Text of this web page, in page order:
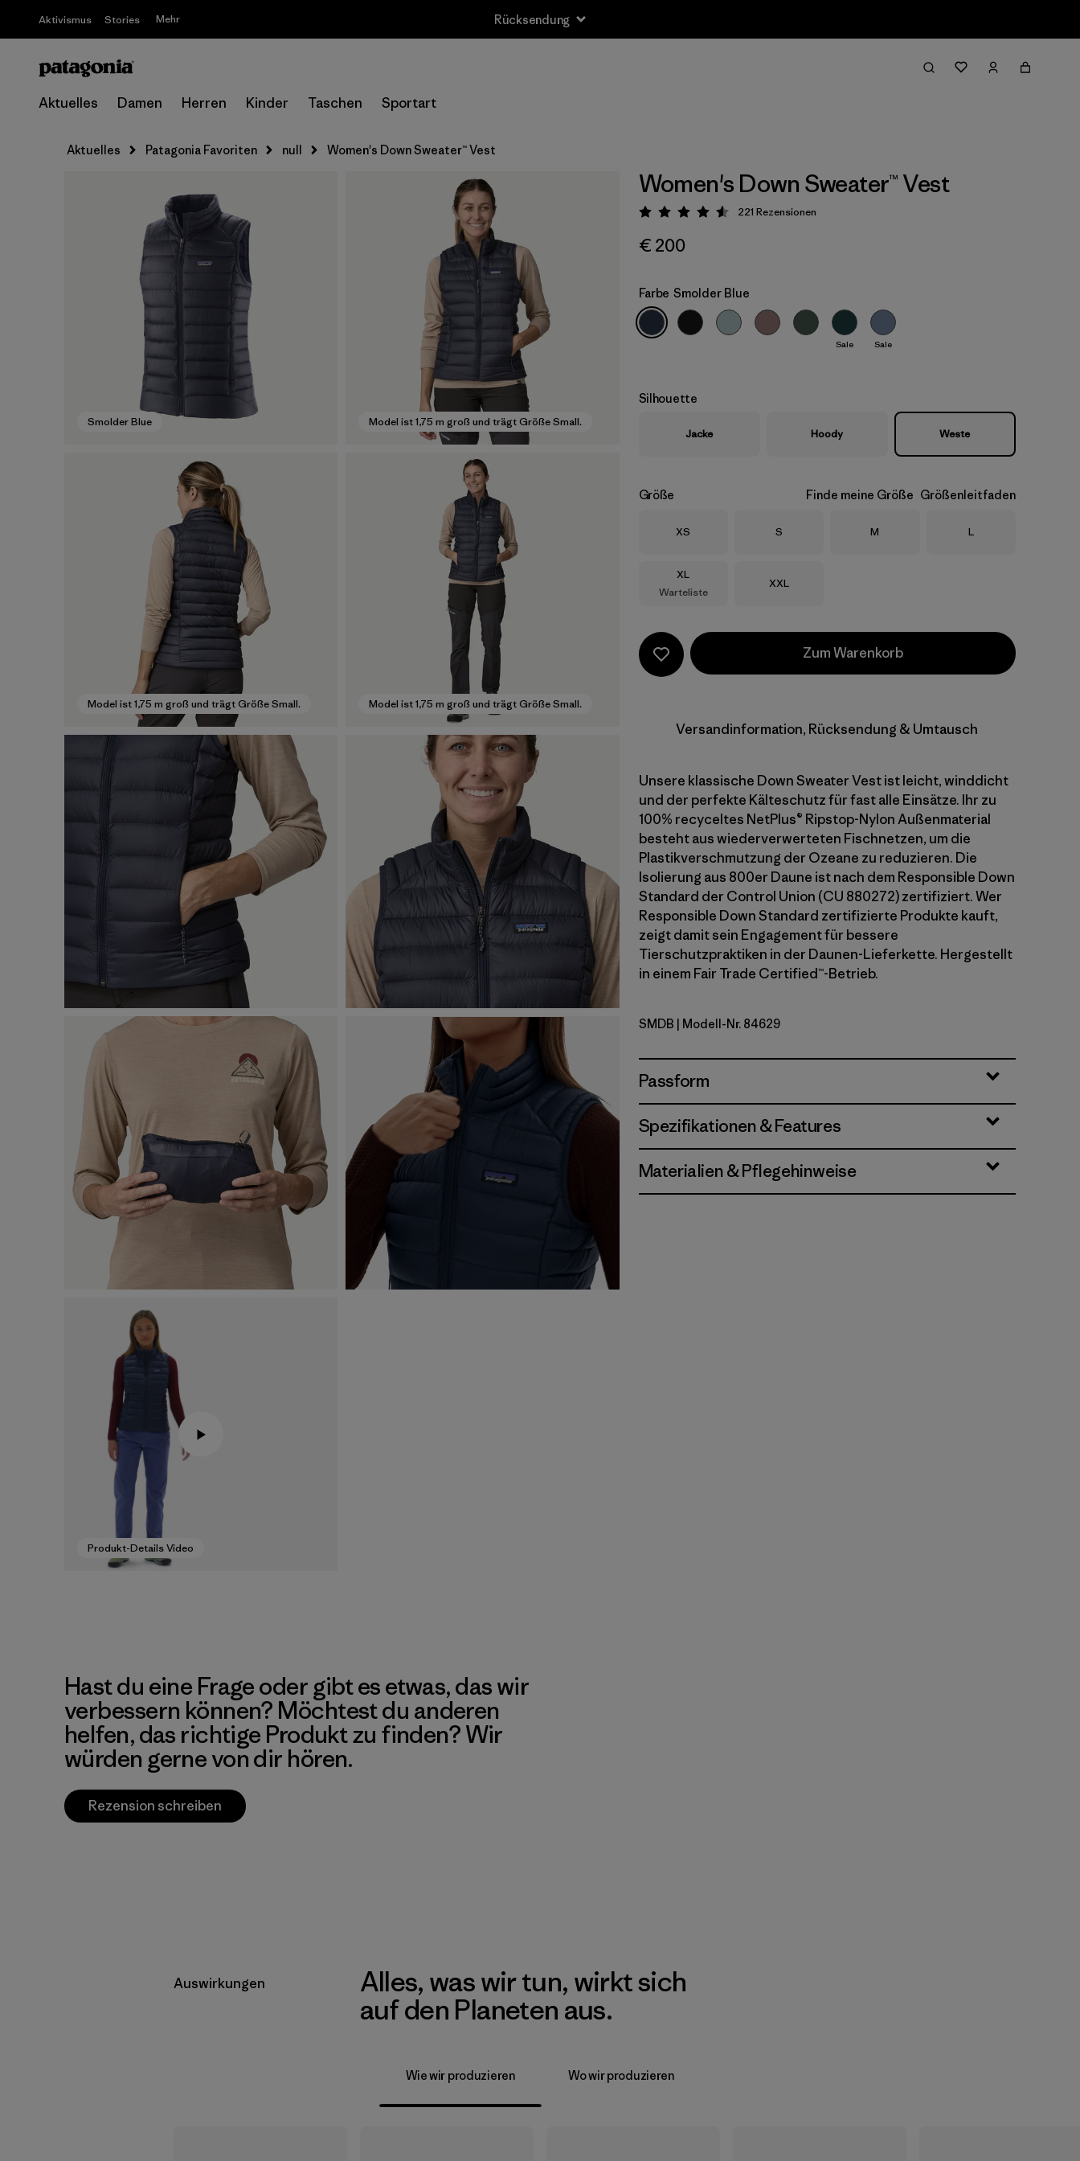
Aktivismus Stories Mehr Rücksendung
Aktuelles Damen Herren Kinder Taschen Sportart
Aktuelles Patagonia Favoriten null Women's Down Sweater™ Vest
Smolder Blue Model ist 1,75 m groß und trägt Größe Small.
Model ist 1,75 m groß und trägt Größe Small. Model ist 1,75 m groß und trägt Größe Small.
Produkt-Details Video
Women's Down Sweater™ Vest
Bewertung: 4.6 / 5
221 Rezensionen
€ 200
Farbe Smolder Blue
Sale Sale
Silhouette
Jacke Hoody Weste
Größe Finde meine Größe Größenleitfaden
Größe
XS Größe
S Größe
M Größe
L
Größe
XL
Warteliste
Größe
XXL
Zum Warenkorb
Versandinformation, Rücksendung & Umtausch
Unsere klassische Down Sweater Vest ist leicht, winddicht
und der perfekte Kälteschutz für fast alle Einsätze. Ihr zu
100% recyceltes NetPlus® Ripstop-Nylon Außenmaterial
besteht aus wiederverwerteten Fischnetzen, um die
Plastikverschmutzung der Ozeane zu reduzieren. Die
Isolierung aus 800er Daune ist nach dem Responsible Down
Standard der Control Union (CU 880272) zertifiziert. Wer
Responsible Down Standard zertifizierte Produkte kauft,
zeigt damit sein Engagement für bessere
Tierschutzpraktiken in der Daunen-Lieferkette. Hergestellt
in einem Fair Trade Certified™-Betrieb.
Smolder Blue
SMDB | Modell-Nr. 84629
Passform
Spezifikationen & Features
Materialien & Pflegehinweise
Hast du eine Frage oder gibt es etwas, das wir
verbessern können? Möchtest du anderen
helfen, das richtige Produkt zu finden? Wir
würden gerne von dir hören.
Rezension schreiben
Auswirkungen
Alles, was wir tun, wirkt sich
auf den Planeten aus.
Wie wir produzieren Wo wir produzieren